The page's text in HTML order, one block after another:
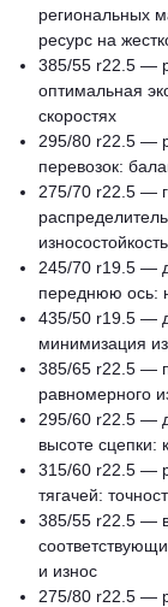
региональных
ресурс на
385/55 r22.5 —
оптимальная
скоростях
295/80 r22.5 —
перевозок:
275/70 r22.5 —
износостойкость
245/70 r19.5 —
переднюю ось:
435/50 r19.5 —
минимизация
385/65 r22.5 —
равномерного
295/60 r22.5 —
высоте сцепки:
315/60 r22.5 —
тягачей:
385/55 r22.5 —
и износ
275/80 r22.5 —